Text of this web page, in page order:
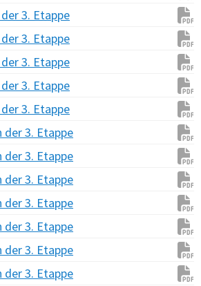
3. Etappe
3. Etappe
3. Etappe
3. Etappe
3. Etappe
der 3. Etappe
der 3. Etappe
der 3. Etappe
der 3. Etappe
der 3. Etappe
der 3. Etappe
der 3. Etappe